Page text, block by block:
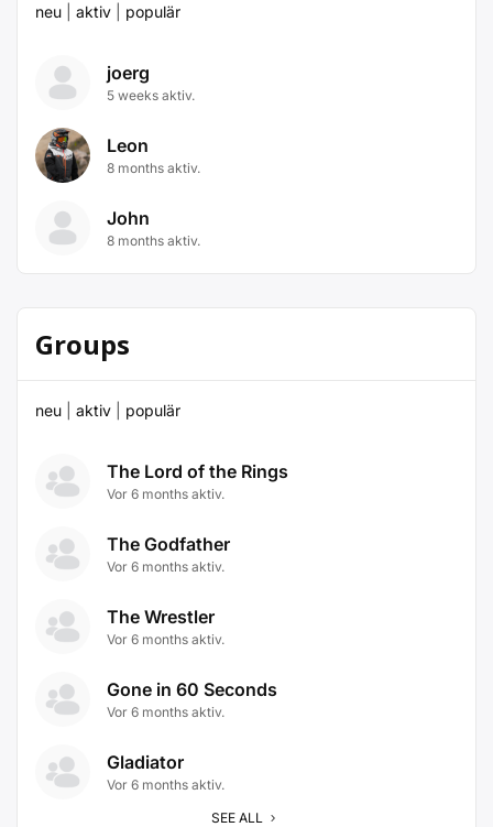
neu aktiv populär
joerg
5 weeks aktiv.
Leon
8 months aktiv.
John
8 months aktiv.
Groups
neu aktiv populär
The Lord of the Rings
Vor 6 months aktiv.
The Godfather
Vor 6 months aktiv.
The Wrestler
Vor 6 months aktiv.
Gone in 60 Seconds
Vor 6 months aktiv.
Gladiator
Vor 6 months aktiv.
SEE ALL